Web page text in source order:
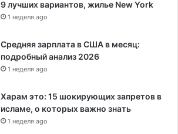
9 лучших вариантов, жилье New York
1 неделя ago
Средняя зарплата в США в месяц:
подробный анализ 2026
1 неделя ago
Харам это: 15 шокирующих запретов в
исламе, о которых важно знать
1 неделя ago